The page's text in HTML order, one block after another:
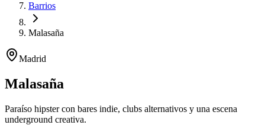
Barrios
Malasaña
Madrid
Malasaña
Paraíso hipster con bares indie, clubs alternativos y una escena
underground creativa.